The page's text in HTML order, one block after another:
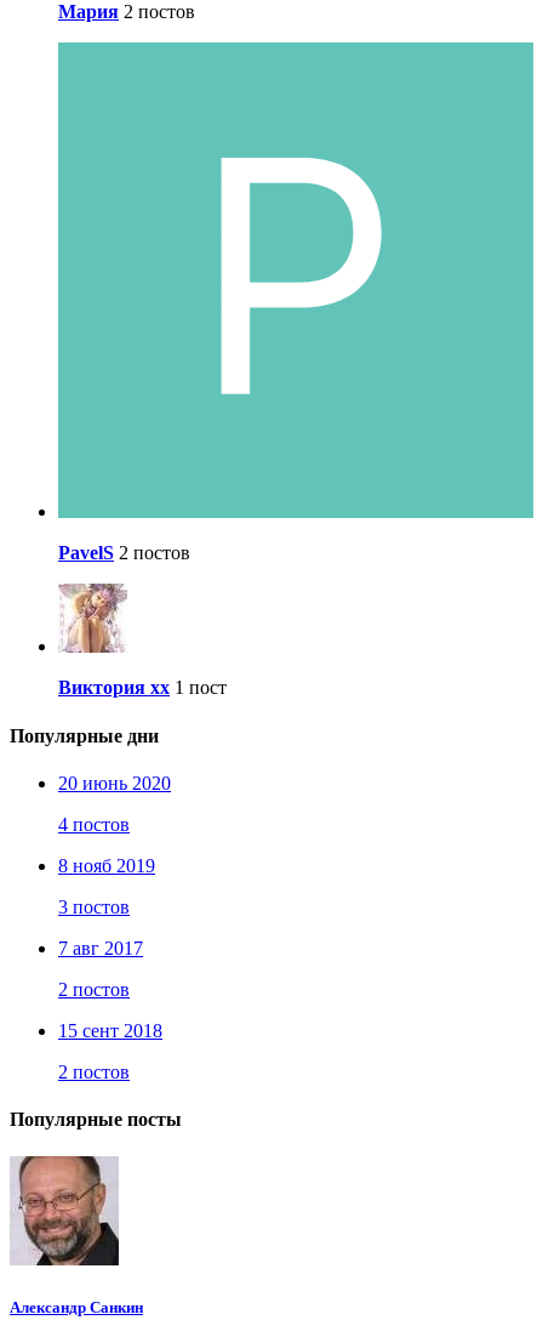
Мария 2 постов
PavelS 2 постов
Виктория хх 1 пост
Популярные дни
20 июнь 2020
4 постов
8 нояб 2019
3 постов
7 авг 2017
2 постов
15 сент 2018
2 постов
Популярные посты
Александр Санкин